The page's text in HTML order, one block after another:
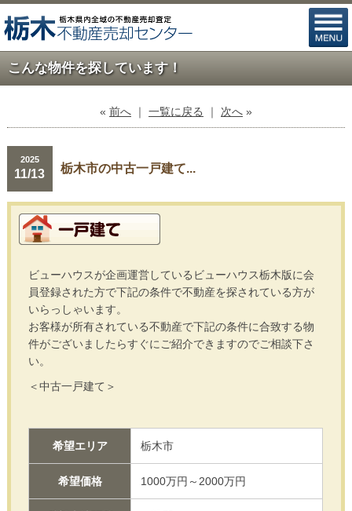
こんな物件を探しています！
« 前へ ｜ 一覧に戻る ｜ 次へ »
2025
11/13 栃木市の中古一戸建て...
ビューハウスが企画運営しているビューハウス栃木版に会
員登録された方で下記の条件で不動産を探されている方が
いらっしゃいます。
お客様が所有されている不動産で下記の条件に合致する物
件がございましたらすぐにご紹介できますのでご相談下さ
い。
＜中古一戸建て＞
希望エリア 栃木市
希望価格 1000万円～2000万円